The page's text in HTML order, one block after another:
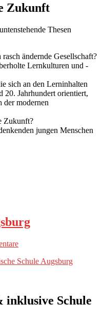
Zukunft
Thesen
ändernde Gesellschaft?
Lernkulturen und -
sich an den Lerninhalten
20. Jahrhundert orientiert,
der modernen
Zukunft?
jungen Menschen
inklusive Schule